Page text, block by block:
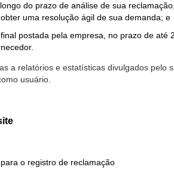
do prazo de análise de sua
uma resolução ágil de sua demanda; e
postada pela empresa, no prazo de
a relatórios e estatísticas divulgados
usuário.
o registro de reclamação